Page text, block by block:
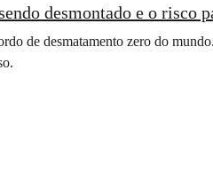
desmontado e o risco
de desmatamento zero do